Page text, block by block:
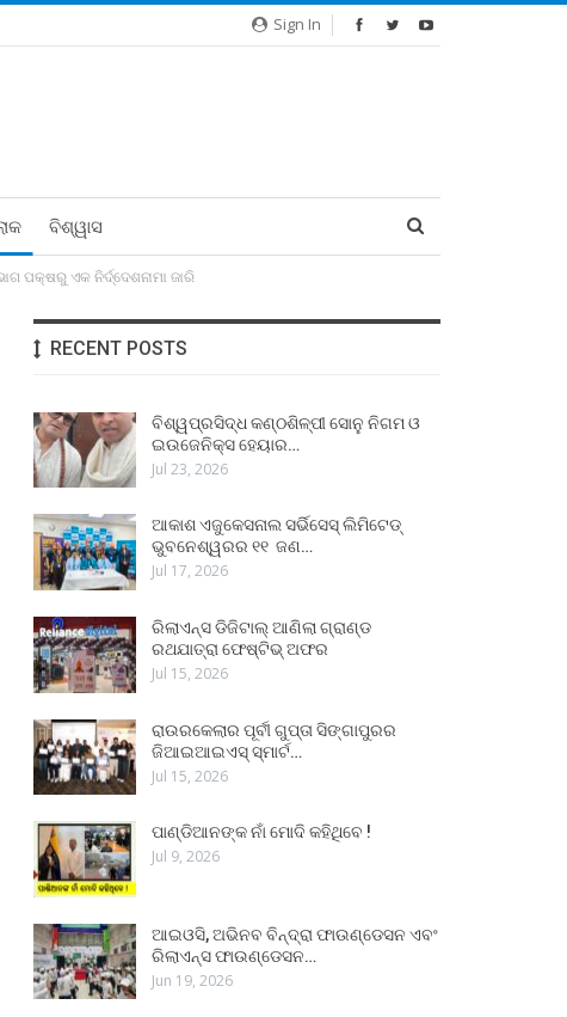
Sign In
ବିଶ୍ୱାସ
ପକ୍ଷରୁ ଏକ ନିର୍ଦ୍ଦେଶନାମା ଜାରି
RECENT POSTS
ବିଶ୍ୱପ୍ରସିଦ୍ଧ କଣ୍ଠଶିଳ୍ପୀ ସୋନୁ ନିଗମ ଓ
ଇଉଜେନିକ୍ସ ହେୟାର…
Jul 23, 2026
ଆକାଶ ଏଜୁକେସନାଲ ସର୍ଭିସେସ୍ ଲିମିଟେଡ୍
ଭୁବନେଶ୍ୱରର ୧୧ ଜଣ…
Jul 17, 2026
ରିଲାଏନ୍ସ ଡିଜିଟାଲ୍ ଆଣିଲା ଗ୍ରାଣ୍ଡ
ରଥଯାତ୍ରା ଫେଷ୍ଟିଭ୍ ଅଫର
Jul 15, 2026
ରାଉରକେଲାର ପୂର୍ବୀ ଗୁପ୍ତା ସିଙ୍ଗାପୁରର
ଜିଆଇଆଇଏସ୍ ସ୍ମାର୍ଟ…
Jul 15, 2026
ପାଣ୍ଡିଆନଙ୍କ ନାଁ ମୋଦି କହିଥିବେ !
Jul 9, 2026
ଆଇଓସି, ଅଭିନବ ବିନ୍ଦ୍ରା ଫାଉଣ୍ଡେସନ ଏବଂ
ରିଲାଏନ୍ସ ଫାଉଣ୍ଡେସନ…
Jun 19, 2026